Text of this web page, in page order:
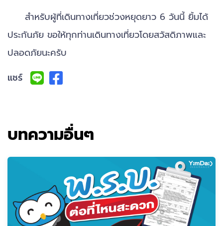
สำหรับผู้ที่เดินทางเที่ยวช่วงหยุดยาว 6 วันนี้ ยิ้มได้
ประกันภัย ขอให้ทุกท่านเดินทางเที่ยวโดยสวัสดิภาพและ
ปลอดภัยนะครับ
แชร์
บทความอื่นๆ